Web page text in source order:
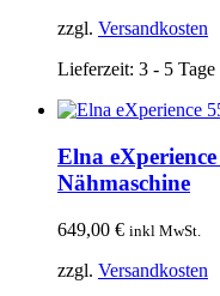
zzgl. Versandkosten
Lieferzeit: 3 - 5 Tage
Elna
Nähmaschine
649,00 € inkl MwSt.
zzgl. Versandkosten